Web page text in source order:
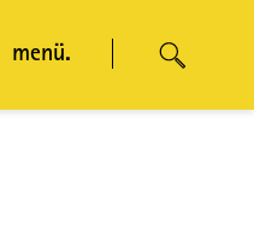
menü.